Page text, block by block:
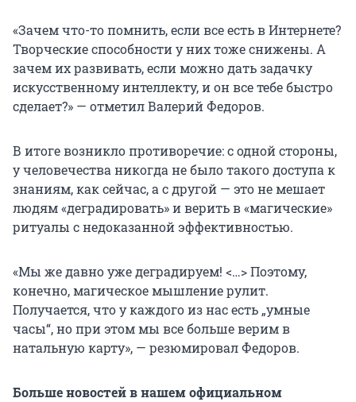
«Зачем что-то помнить, если все есть в Интернете?
Творческие способности у них тоже снижены. А
зачем их развивать, если можно дать задачку
искусственному интеллекту, и он все тебе быстро
сделает?» — отметил Валерий Федоров.
В итоге возникло противоречие: с одной стороны,
у человечества никогда не было такого доступа к
знаниям, как сейчас, а с другой — это не мешает
людям «деградировать» и верить в «магические»
ритуалы с недоказанной эффективностью.
«Мы же давно уже деградируем! <…> Поэтому,
конечно, магическое мышление рулит.
Получается, что у каждого из нас есть „умные
часы“, но при этом мы все больше верим в
натальную карту», — резюмировал Федоров.
Больше новостей в нашем официальном